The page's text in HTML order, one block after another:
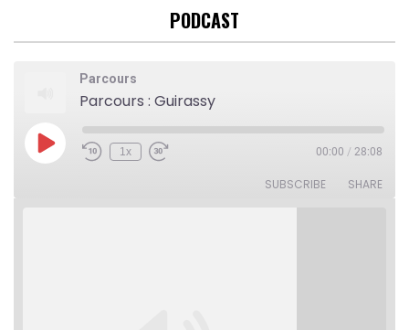
PODCAST
Parcours
Parcours : Guirassy
Play
Episode
Rewind
1x
Fast
00:00 / 28:08
SUBSCRIBE SHARE